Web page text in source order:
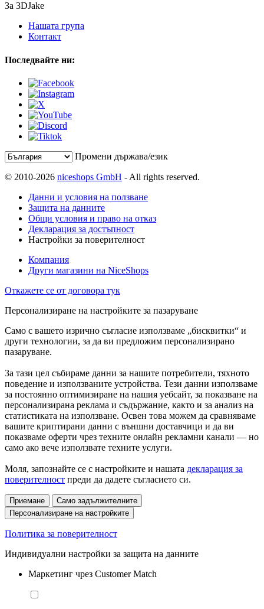
За 3DJake
Нашата група
Контакт
Последвайте ни:
Промени държава/език
© 2010-2026 niceshops GmbH - All rights reserved.
Данни и условия на ползване
Защита на данните
Общи условия и право на отказ
Декларация за достъпност
Настройки за поверителност
Компания
Други магазини на NiceShops
Откажете се от договора тук
Персонализиране на настройките за пазаруване
Само с вашето изрично съгласие използваме „бисквитки“ и
други технологии, за да ви предложим персонализирано
пазаруване.
За тази цел събираме данни за нашите потребители, тяхното
поведение и използваните устройства. Тези данни използваме
за постоянно оптимизиране на нашия уебсайт, за показване на
персонализирана реклама и съдържание, както и за анализ на
статистиката на използване. Освен това можем да сравняваме
вашите криптирани данни с външни доставчици и да ви
показваме оферти чрез техните онлайн рекламни канали — но
само ако вече използвате техните услуги.
Моля, запознайте се с настройките и нашата декларация за
поверителност преди да дадете съгласието си.
Приемане
Само задължителните
Персонализиране на настройките
Политика за поверителност
Индивидуални настройки за защита на данните
Маркетинг чрез Customer Match